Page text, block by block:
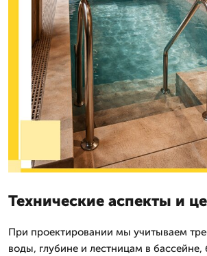
Технические аспекты и
При проектировании мы учитываем
воды, глубине и лестницам в бассейне,